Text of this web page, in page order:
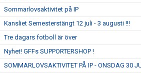
Sommarlovsaktivitet på IP
Kansliet Semesterstängt 12 juli - 3 augusti !!!
Tre dagars fotboll är över
Nyhet! GFFs SUPPORTERSHOP !
SOMMARLOVSAKTIVITET PÅ IP - ONSDAG 30